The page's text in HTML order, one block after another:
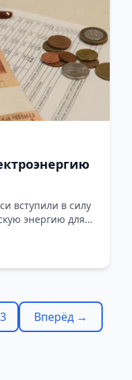
вступили в силу
энергию для
от 25
3 Вперёд →